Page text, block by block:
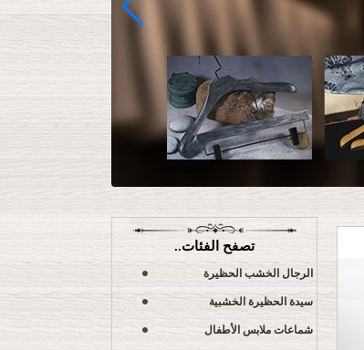
تصفح الفئات..
الرجال الخشب الحظيرة
سيدة الحظيرة الخشبية
شماعات ملابس الأطفال